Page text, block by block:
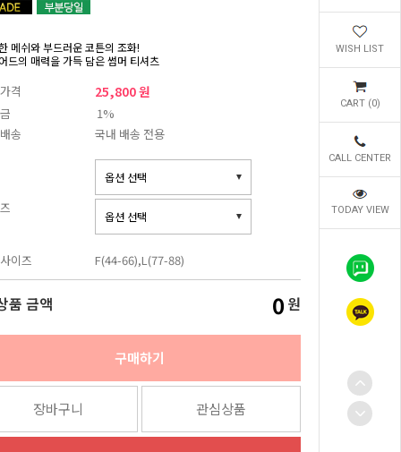
WISH LIST
CART (0)
CALL CENTER
TODAY VIEW
메쉬와 부드러운 코튼의 조화!
드의 매력을 가득 담은 썸머 티셔츠
격 25,800 원
1%
송
국내 배송 전용
이즈 F(44-66),L(77-88)
품 금액 0 원
구매하기
장바구니 관심상품